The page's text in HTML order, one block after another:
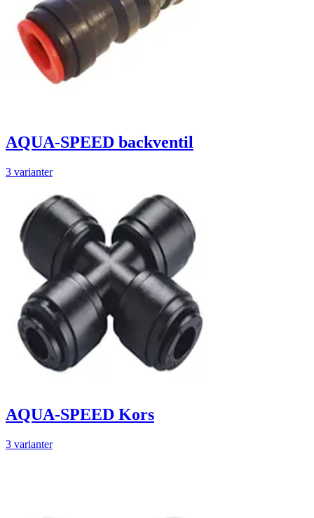
AQUA-SPEED backventil
3 varianter
AQUA-SPEED Kors
3 varianter